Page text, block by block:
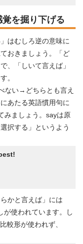
覚を掘り下げる
はむしろ逆の意味に
おきましょう。「ど
、「しいて言えば」
。
ない→どちらとも言え
あたる英語慣用句に
みましょう。sayは原
択する」というよう
かと言えば」には
が使われています。し
較形が使われず、